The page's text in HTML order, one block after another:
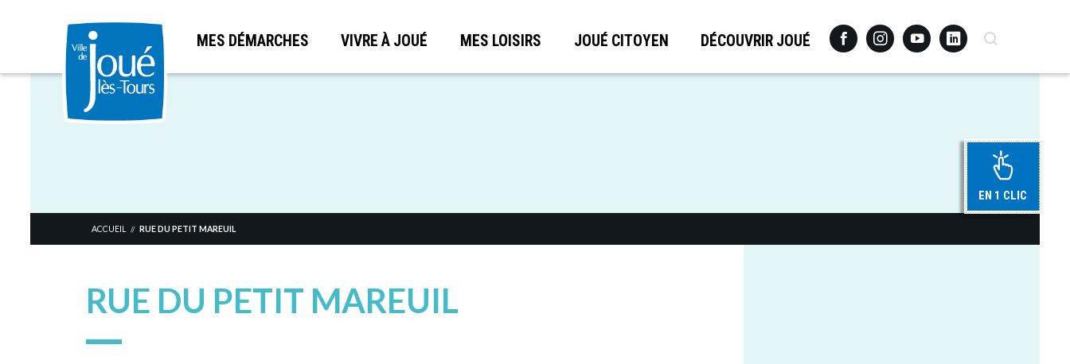
Aller
MES DÉMARCHES VIVRE À JOUÉ MES LOISIRS JOUÉ CITOYEN DÉCOUVRIR JOUÉ FacebookInstagramYoutubeLinkedinRecherche
EN 1 CLIC
ACCUEIL // RUE DU PETIT MAREUIL
RUE DU PETIT MAREUIL